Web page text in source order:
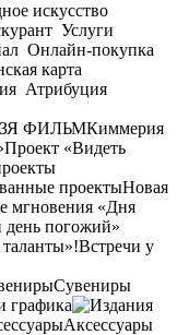
искусство
Услуги
Онлайн-покупка
карта
Атрибуция
ФИЛЬМКиммерия
Проект «Видеть
проектыНовая
мгновения «Дня
день погожий»
Встречи у
Сувениры
графика
Аксессуары